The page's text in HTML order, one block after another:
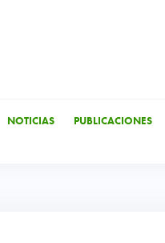
NOTICIAS PUBLICACIONES